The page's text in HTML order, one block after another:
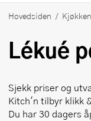
Hovedsiden Kjøkken
Lékué
Sjekk priser og
Kitch'n tilbyr klikk
Du har 30 dagers